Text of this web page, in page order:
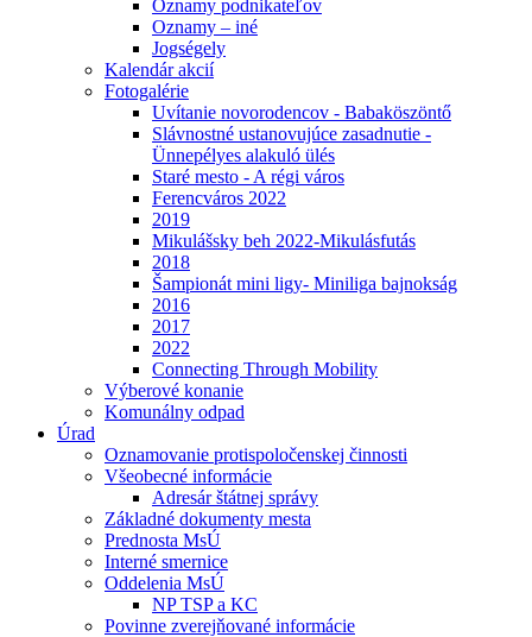
Oznamy podnikateľov
Oznamy – iné
Jogségely
Kalendár akcií
Fotogalérie
Uvítanie novorodencov - Babaköszöntő
Slávnostné ustanovujúce zasadnutie -
Ünnepélyes alakuló ülés
Staré mesto - A régi város
Ferencváros 2022
2019
Mikulášsky beh 2022-Mikulásfutás
2018
Šampionát mini ligy- Miniliga bajnokság
2016
2017
2022
Connecting Through Mobility
Výberové konanie
Komunálny odpad
Úrad
Oznamovanie protispoločenskej činnosti
Všeobecné informácie
Adresár štátnej správy
Základné dokumenty mesta
Prednosta MsÚ
Interné smernice
Oddelenia MsÚ
NP TSP a KC
Povinne zverejňované informácie